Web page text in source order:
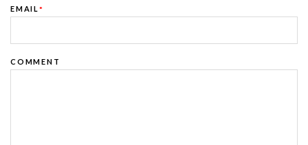
EMAIL *
COMMENT